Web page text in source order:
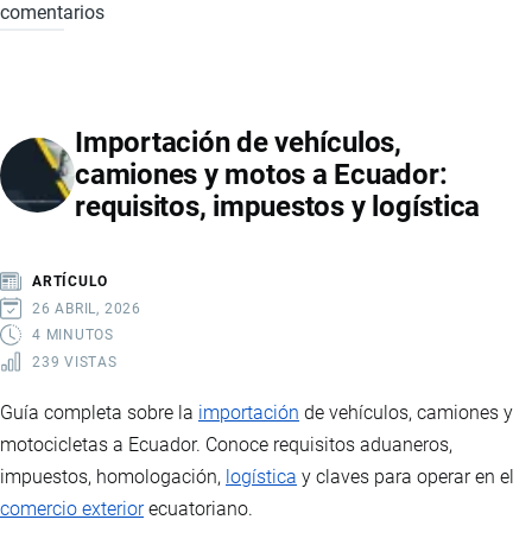
PRINCIPALES
ECUADOR,
ESTADÍSTICAS
Y
ORIGEN
comentarios
Importación de vehículos,
camiones y motos a Ecuador:
requisitos, impuestos y logística
ARTÍCULO
26 ABRIL, 2026
4 MINUTOS
239 VISTAS
Guía completa sobre la importación de vehículos, camiones y
motocicletas a Ecuador. Conoce requisitos aduaneros,
impuestos, homologación, logística y claves para operar en el
comercio exteriorecuatoriano.